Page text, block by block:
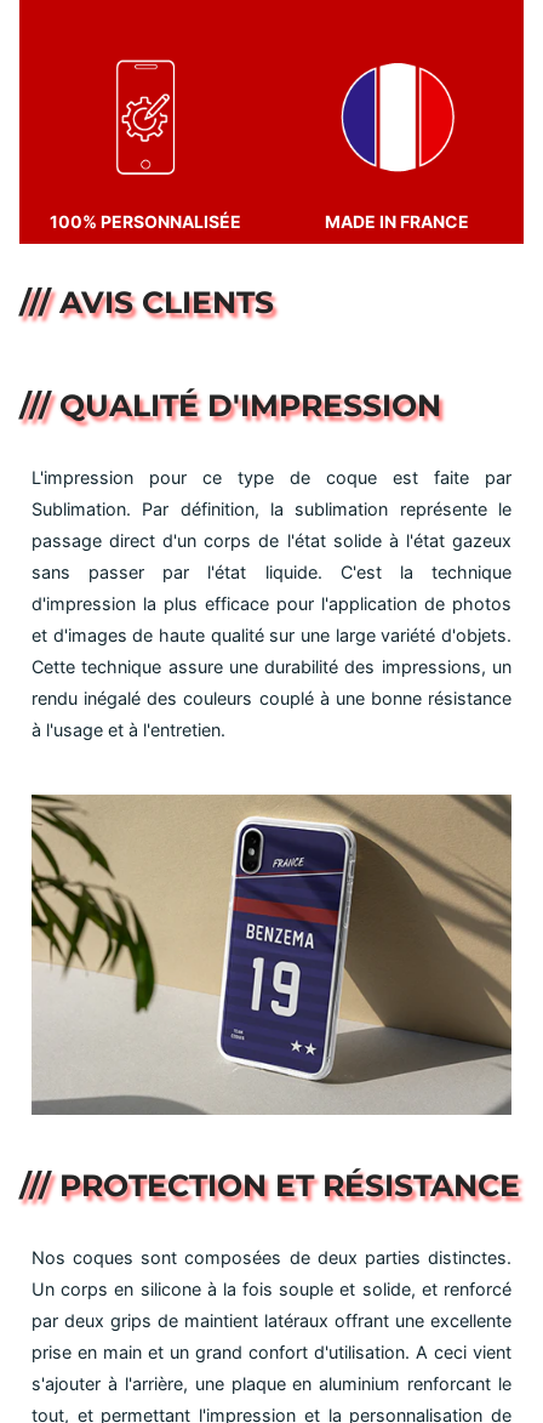
100% PERSONNALISÉE MADE IN FRANCE
/// AVIS CLIENTS
/// QUALITÉ D'IMPRESSION
L'impression pour ce type de coque est faite par
Sublimation. Par définition, la sublimation représente le
passage direct d'un corps de l'état solide à l'état gazeux
sans passer par l'état liquide. C'est la technique
d'impression la plus efficace pour l'application de photos
et d'images de haute qualité sur une large variété d'objets.
Cette technique assure une durabilité des impressions, un
rendu inégalé des couleurs couplé à une bonne résistance
à l'usage et à l'entretien.
/// PROTECTION ET RÉSISTANCE
Nos coques sont composées de deux parties distinctes.
Un corps en silicone à la fois souple et solide, et renforcé
par deux grips de maintient latéraux offrant une excellente
prise en main et un grand confort d'utilisation. A ceci vient
s'ajouter à l'arrière, une plaque en aluminium renforcant le
tout, et permettant l'impression et la personnalisation de